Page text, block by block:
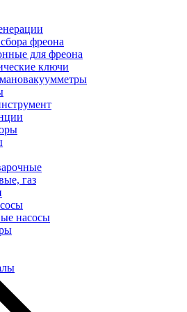
фреона
для фреона
ключи
газ
насосы